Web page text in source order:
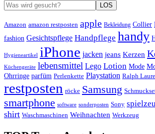
LOS
Amazon amazon restposten apple Bekleidung Collier
fashion Gesichtspflege Handpflege handy
Hygieneartikel iPhone jacken jeans Kerzen
Küchengeräte lebensmittel Lego Lotion Mode
Ohrringe parfüm Perlenkette Playstation Ralph
restposten röcke Samsung
smartphone software sonderposten Sony
shirt Waschmaschinen Weihnachten Werkzeug